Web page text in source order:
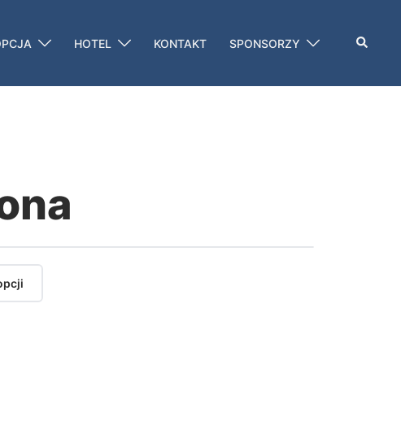
HOTEL KONTAKT SPONSORZY Szukaj